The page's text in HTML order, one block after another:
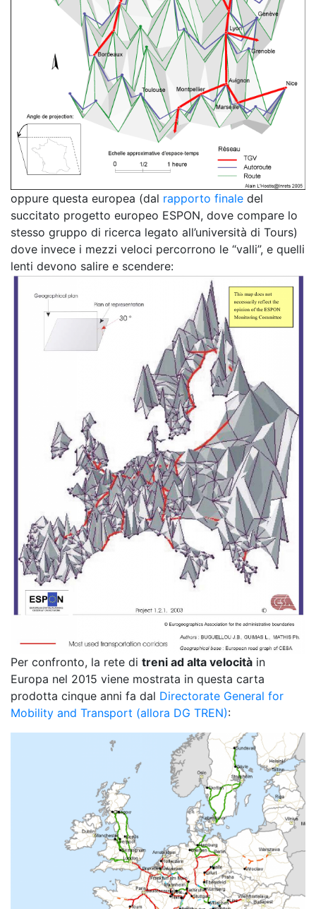
oppure questa europea (dal rapporto finale del
succitato progetto europeo ESPON, dove compare lo
stesso gruppo di ricerca legato all’università di Tours)
dove invece i mezzi veloci percorrono le “valli”, e quelli
lenti devono salire e scendere:
Per confronto, la rete di treni ad alta velocità in
Europa nel 2015 viene mostrata in questa carta
prodotta cinque anni fa dal Directorate General for
Mobility and Transport (allora DG TREN):